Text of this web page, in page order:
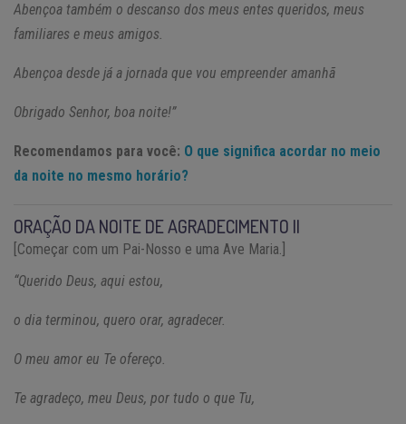
Abençoa também o descanso dos meus entes queridos, meus
familiares e meus amigos.
Abençoa desde já a jornada que vou empreender amanhã
Obrigado Senhor, boa noite!”
Recomendamos para você: O que significa acordar no meio
da noite no mesmo horário?
ORAÇÃO DA NOITE DE AGRADECIMENTO II
[Começar com um Pai-Nosso e uma Ave Maria.]
“Querido Deus, aqui estou,
o dia terminou, quero orar, agradecer.
O meu amor eu Te ofereço.
Te agradeço, meu Deus, por tudo o que Tu,